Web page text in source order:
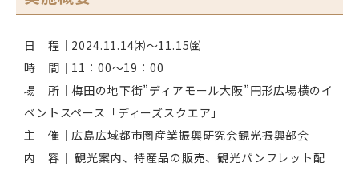
日 程｜2024.11.14㈭～11.15㈮
時 間｜11：00～19：00
場 所｜梅田の地下街”ディアモール大阪”円形広場横のイ
ベントスペース「ディーズスクエア」
主 催｜広島広域都市圏産業振興研究会観光振興部会
内 容｜ 観光案内、特産品の販売、観光パンフレット配